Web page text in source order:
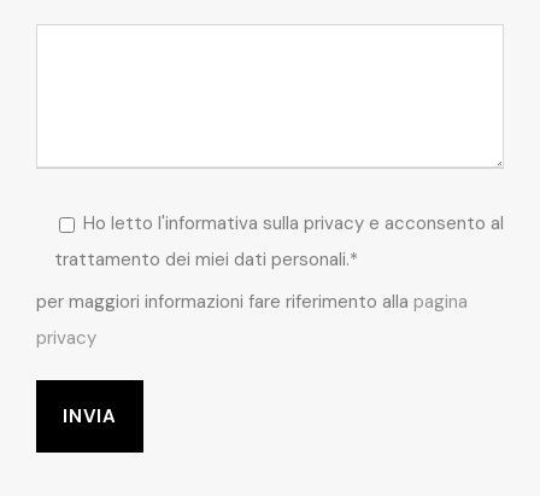
Ho letto l'informativa sulla privacy e acconsento al
trattamento dei miei dati personali.*
per maggiori informazioni fare riferimento alla pagina
privacy